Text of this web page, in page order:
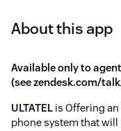
About this app
Available only to
(seezendesk.com/
ULTATEL is Offering
phone system that